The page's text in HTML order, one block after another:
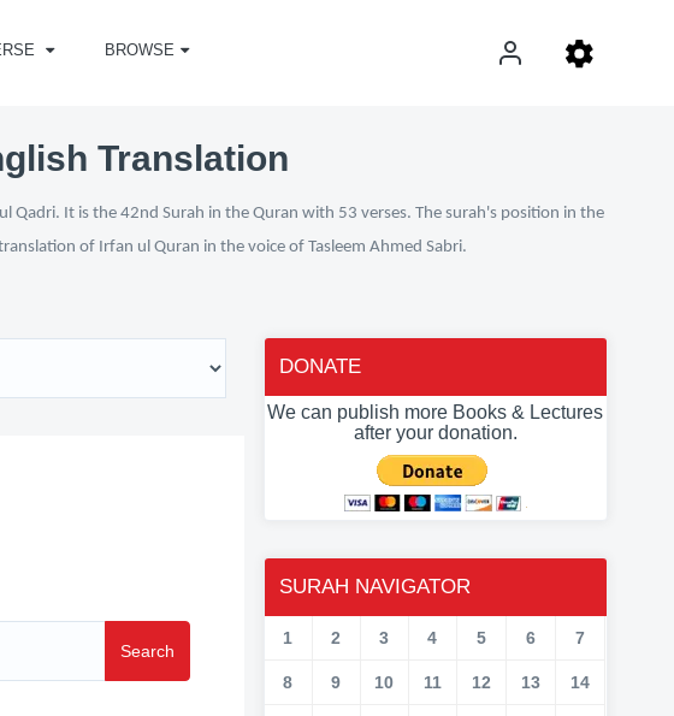
BROWSE
Translation
Qadri. It is the 42nd Surah in the Quran with 53 verses. The surah's position in the
of Irfan ul Quran in the voice of Tasleem Ahmed Sabri.
Search
DONATE
We can publish more Books & Lectures
after your donation.
SURAH NAVIGATOR
1 2 3 4 5 6 7
8 9 10 11 12 13 14